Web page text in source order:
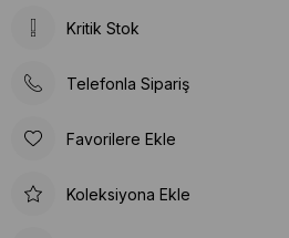
Kritik Stok
Telefonla Sipariş
Favorilere Ekle
Koleksiyona Ekle